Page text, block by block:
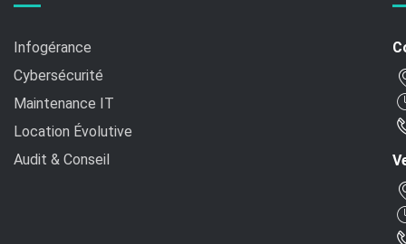
Infogérance
Cybersécurité
Maintenance IT
Location Évolutive
Audit & Conseil